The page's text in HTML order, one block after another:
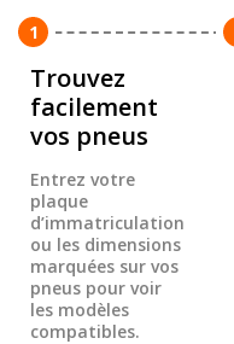
1
Trouvez
facilement
vos pneus
Entrez votre
plaque
d’immatriculation
ou les dimensions
marquées sur vos
pneus pour voir
les modèles
compatibles.